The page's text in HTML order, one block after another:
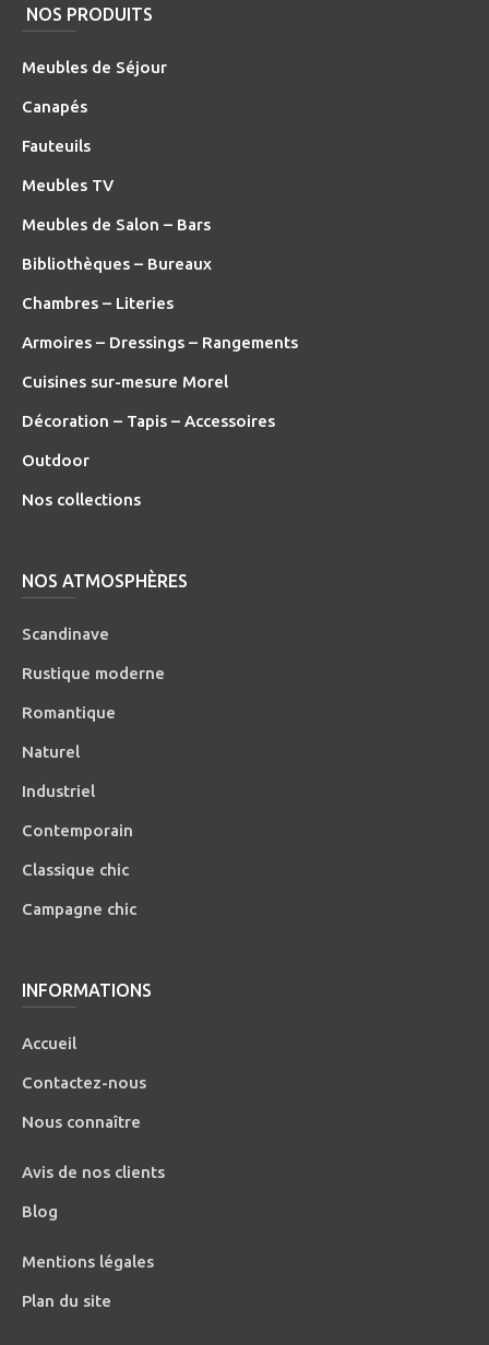
NOS PRODUITS
Meubles de Séjour
Canapés
Fauteuils
Meubles TV
Meubles de Salon – Bars
Bibliothèques – Bureaux
Chambres – Literies
Armoires – Dressings – Rangements
Cuisines sur-mesure Morel
Décoration – Tapis – Accessoires
Outdoor
Nos collections
NOS ATMOSPHÈRES
Scandinave
Rustique moderne
Romantique
Naturel
Industriel
Contemporain
Classique chic
Campagne chic
INFORMATIONS
Accueil
Contactez-nous
Nous connaître
Avis de nos clients
Blog
Mentions légales
Plan du site